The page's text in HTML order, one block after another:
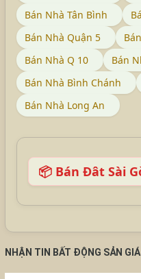
Bán Nhà Tân Bình
Bán Nhà Quận 5
Bán Nhà Q 10
Bán
Bán Nhà Bình Chánh
Bán Nhà Long An
📦 Bán Đât Sài
NHẬN TIN BẤT ĐỘNG SẢN